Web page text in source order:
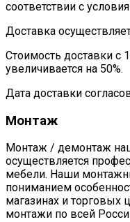
соответствии с
Доставка
Стоимость доставки
увеличивается на 50%.
Дата доставки
Монтаж
Монтаж / демонтаж
осуществляется
мебели. Наши
пониманием
магазинах и торговых
монтажи по всей